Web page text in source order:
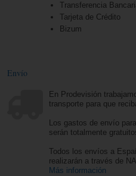
Transferencia
Tarjeta de Crédito
Bizum
Envío
En Prodevisión
transporte para que
Los gastos de envío
serán totalmente
Todos los envíos a
realizarán a través de
Más información